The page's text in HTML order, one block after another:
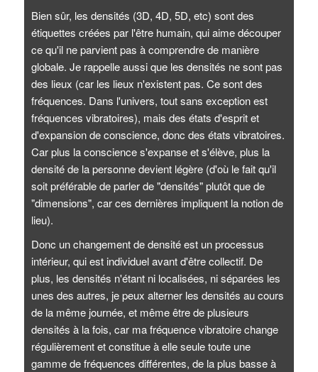
Bien sûr, les densités (3D, 4D, 5D, etc) sont des
étiquettes créées par l'être humain, qui aime découper
ce qu'il ne parvient pas à comprendre de manière
globale. Je rappelle aussi que les densités ne sont pas
des lieux (car les lieux n'existent pas. Ce sont des
fréquences. Dans l'univers, tout sans exception est
fréquences vibratoires), mais des états d'esprit et
d'expansion de conscience, donc des états vibratoires.
Car plus la conscience s'expanse et s'élève, plus la
densité de la personne devient légère (d'où le fait qu'il
soit préférable de parler de "densités" plutôt que de
"dimensions", car ces dernières impliquent la notion de
lieu).
Donc un changement de densité est un processus
intérieur, qui est individuel avant d'être collectif. De
plus, les densités n'étant ni localisées, ni séparées les
unes des autres, je peux alterner les densités au cours
de la même journée, et même être de plusieurs
densités à la fois, car ma fréquence vibratoire change
régulièrement et constitue à elle seule toute une
gamme de fréquences différentes, de la plus basse à